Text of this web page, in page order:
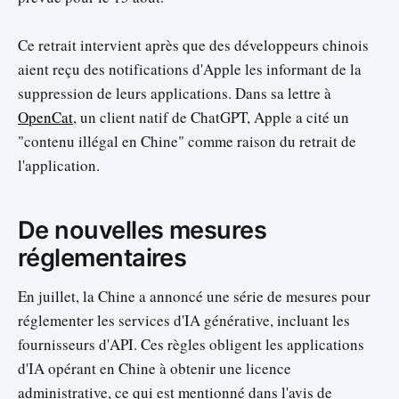
Ce retrait intervient après que des développeurs chinois
aient reçu des notifications d'Apple les informant de la
suppression de leurs applications. Dans sa lettre à
OpenCat, un client natif de ChatGPT, Apple a cité un
"contenu illégal en Chine" comme raison du retrait de
l'application.
De nouvelles mesures
réglementaires
En juillet, la Chine a annoncé une série de mesures pour
réglementer les services d'IA générative, incluant les
fournisseurs d'API. Ces règles obligent les applications
d'IA opérant en Chine à obtenir une licence
administrative, ce qui est mentionné dans l'avis de